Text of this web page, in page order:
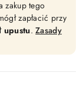
zakup tego
zapłacić przy
upustu.Zasady